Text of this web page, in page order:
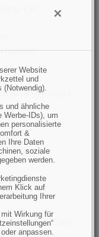
×
Website
und
und ähnliche
Werbe-IDs), um
personalisierte
&
Ihre Daten
soziale
werden.
Klick auf
Ihrer
Wirkung für
anpassen.
und -
Sitztiefe 65cm
3A, 2340